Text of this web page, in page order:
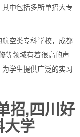
中包括多所单招大专
空类专科学校，成都
等领域有着很高的声
学生提供广泛的实习
招,四川好
大学